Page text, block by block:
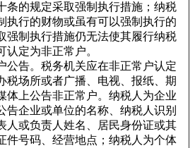
条的规定采取强制执行措施；纳税
执行的财物或虽有可以强制执行的
强制执行措施仍无法使其履行纳税
认定为非正常户。
公告。税务机关应在非正常户认定
税场所或者广播、电视、报纸、期
体上公告非正常户。纳税人为企业
告企业或单位的名称、纳税人识别
人或负责人姓名、居民身份证或其
件号码、经营地点；纳税人为个体